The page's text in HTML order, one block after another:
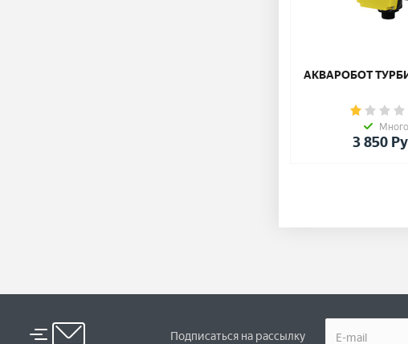
АКВАРОБОТ
Много
3 850
Подписаться на рассылку